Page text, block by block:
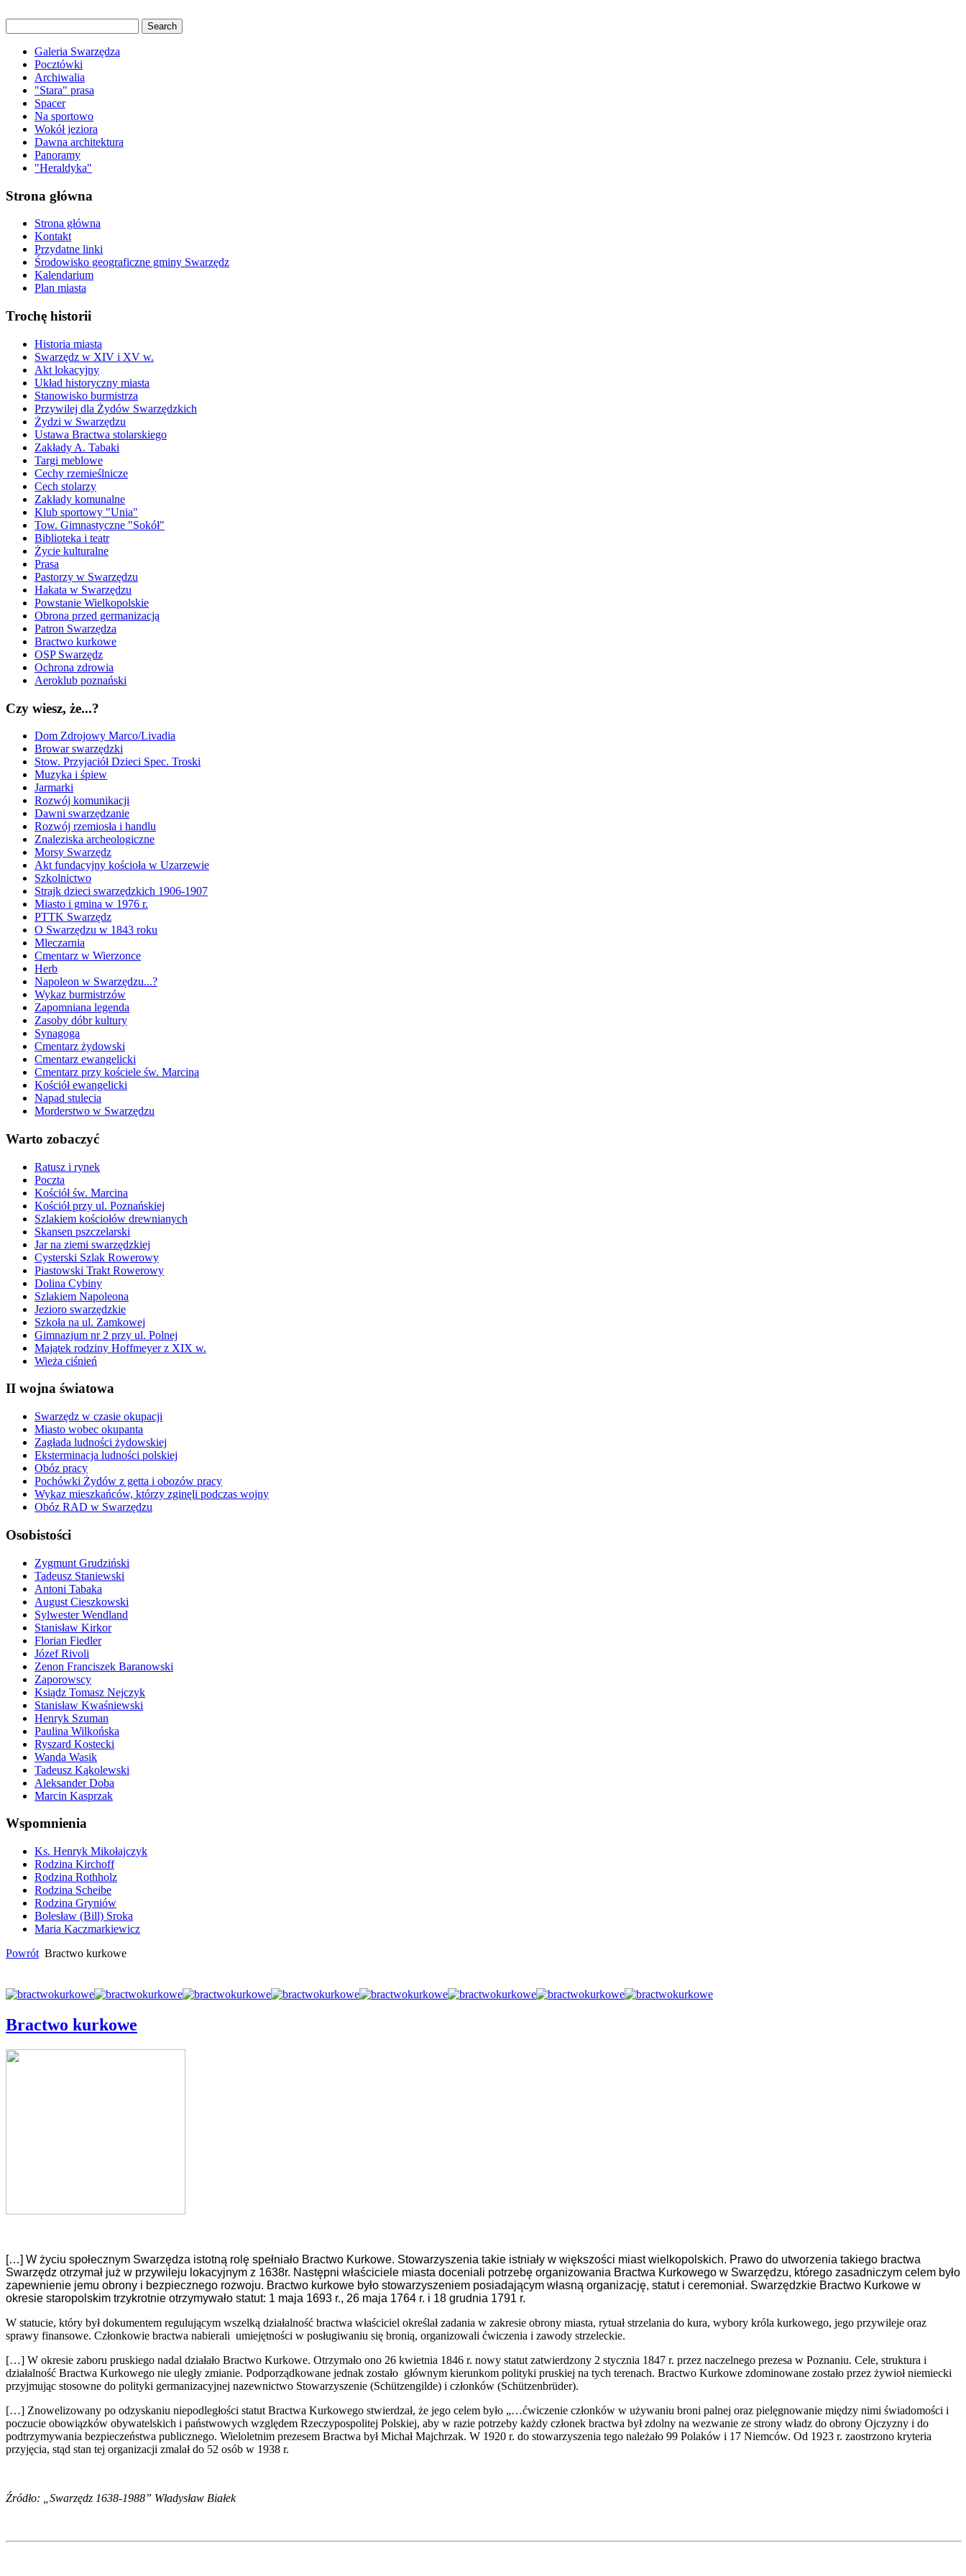
Galeria Swarzędza
Pocztówki
Archiwalia
"Stara" prasa
Spacer
Na sportowo
Wokół jeziora
Dawna architektura
Panoramy
"Heraldyka"
Strona główna
Strona główna
Kontakt
Przydatne linki
Środowisko geograficzne gminy Swarzędz
Kalendarium
Plan miasta
Trochę historii
Historia miasta
Swarzędz w XIV i XV w.
Akt lokacyjny
Układ historyczny miasta
Stanowisko burmistrza
Przywilej dla Żydów Swarzędzkich
Żydzi w Swarzędzu
Ustawa Bractwa stolarskiego
Zakłady A. Tabaki
Targi meblowe
Cechy rzemieślnicze
Cech stolarzy
Zakłady komunalne
Klub sportowy "Unia"
Tow. Gimnastyczne "Sokół"
Biblioteka i teatr
Życie kulturalne
Prasa
Pastorzy w Swarzędzu
Hakata w Swarzędzu
Powstanie Wielkopolskie
Obrona przed germanizacją
Patron Swarzędza
Bractwo kurkowe
OSP Swarzędz
Ochrona zdrowia
Aeroklub poznański
Czy wiesz, że...?
Dom Zdrojowy Marco/Livadia
Browar swarzędzki
Stow. Przyjaciół Dzieci Spec. Troski
Muzyka i śpiew
Jarmarki
Rozwój komunikacji
Dawni swarzędzanie
Rozwój rzemiosła i handlu
Znaleziska archeologiczne
Morsy Swarzędz
Akt fundacyjny kościoła w Uzarzewie
Szkolnictwo
Strajk dzieci swarzędzkich 1906-1907
Miasto i gmina w 1976 r.
PTTK Swarzędz
O Swarzędzu w 1843 roku
Mleczarnia
Cmentarz w Wierzonce
Herb
Napoleon w Swarzędzu...?
Wykaz burmistrzów
Zapomniana legenda
Zasoby dóbr kultury
Synagoga
Cmentarz żydowski
Cmentarz ewangelicki
Cmentarz przy kościele św. Marcina
Kościół ewangelicki
Napad stulecia
Morderstwo w Swarzędzu
Warto zobaczyć
Ratusz i rynek
Poczta
Kościół św. Marcina
Kościół przy ul. Poznańskiej
Szlakiem kościołów drewnianych
Skansen pszczelarski
Jar na ziemi swarzędzkiej
Cysterski Szlak Rowerowy
Piastowski Trakt Rowerowy
Dolina Cybiny
Szlakiem Napoleona
Jezioro swarzędzkie
Szkoła na ul. Zamkowej
Gimnazjum nr 2 przy ul. Polnej
Majątek rodziny Hoffmeyer z XIX w.
Wieża ciśnień
II wojna światowa
Swarzędz w czasie okupacji
Miasto wobec okupanta
Zagłada ludności żydowskiej
Eksterminacja ludności polskiej
Obóz pracy
Pochówki Żydów z getta i obozów pracy
Wykaz mieszkańców, którzy zginęli podczas wojny
Obóz RAD w Swarzędzu
Osobistości
Zygmunt Grudziński
Tadeusz Staniewski
Antoni Tabaka
August Cieszkowski
Sylwester Wendland
Stanisław Kirkor
Florian Fiedler
Józef Rivoli
Zenon Franciszek Baranowski
Zaporowscy
Ksiądz Tomasz Nejczyk
Stanisław Kwaśniewski
Henryk Szuman
Paulina Wilkońska
Ryszard Kostecki
Wanda Wasik
Tadeusz Kąkolewski
Aleksander Doba
Marcin Kasprzak
Wspomnienia
Ks. Henryk Mikołajczyk
Rodzina Kirchoff
Rodzina Rothholz
Rodzina Scheibe
Rodzina Gryniów
Bolesław (Bill) Sroka
Maria Kaczmarkiewicz
Powrót Bractwo kurkowe
Bractwo kurkowe
[…] W życiu społecznym Swarzędza istotną rolę spełniało Bractwo Kurkowe. Stowarzyszenia takie istniały w większości miast wielkopolskich. Prawo do utworzenia takiego bractwa
Swarzędz otrzymał już w przywileju lokacyjnym z 1638r. Następni właściciele miasta doceniali potrzebę organizowania Bractwa Kurkowego w Swarzędzu, którego zasadniczym celem było
zapewnienie jemu obrony i bezpiecznego rozwoju. Bractwo kurkowe było stowarzyszeniem posiadającym własną organizację, statut i ceremoniał. Swarzędzkie Bractwo Kurkowe w
okresie staropolskim trzykrotnie otrzymywało statut: 1 maja 1693 r., 26 maja 1764 r. i 18 grudnia 1791 r.
W statucie, który był dokumentem regulującym wszelką działalność bractwa właściciel określał zadania w zakresie obrony miasta, rytuał strzelania do kura, wybory króla kurkowego, jego przywileje oraz
sprawy finansowe. Członkowie bractwa nabierali umiejętności w posługiwaniu się bronią, organizowali ćwiczenia i zawody strzeleckie.
[…] W okresie zaboru pruskiego nadal działało Bractwo Kurkowe. Otrzymało ono 26 kwietnia 1846 r. nowy statut zatwierdzony 2 stycznia 1847 r. przez naczelnego prezesa w Poznaniu. Cele, struktura i
działalność Bractwa Kurkowego nie uległy zmianie. Podporządkowane jednak zostało głównym kierunkom polityki pruskiej na tych terenach. Bractwo Kurkowe zdominowane zostało przez żywioł niemiecki
przyjmując stosowne do polityki germanizacyjnej nazewnictwo Stowarzyszenie (Schützengilde) i członków (Schützenbrüder).
[…] Znowelizowany po odzyskaniu niepodległości statut Bractwa Kurkowego stwierdzał, że jego celem było „…ćwiczenie członków w używaniu broni palnej oraz pielęgnowanie między nimi świadomości i
poczucie obowiązków obywatelskich i państwowych względem Rzeczypospolitej Polskiej, aby w razie potrzeby każdy członek bractwa był zdolny na wezwanie ze strony władz do obrony Ojczyzny i do
podtrzymywania bezpieczeństwa publicznego. Wieloletnim prezesem Bractwa był Michał Majchrzak. W 1920 r. do stowarzyszenia tego należało 99 Polaków i 17 Niemców. Od 1923 r. zaostrzono kryteria
przyjęcia, stąd stan tej organizacji zmalał do 52 osób w 1938 r.
Źródło: „Swarzędz 1638-1988” Władysław Białek